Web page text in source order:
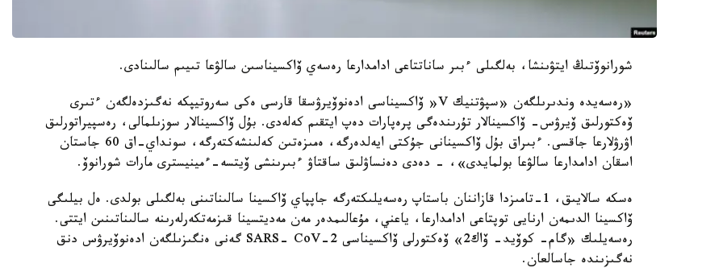
شورانوۆتىڭ ايتۋىنشا، بەلگىلى ءبىر ساناتتاعى ادامدارعا رەسەي ۆاكسيناسىن سالۋعا تىيىم سالىنادى.
«رەسەيدە وندىرىلگەن «سپۋتنيك V« ۆاكسيناسى ادەنوۆيرۋسقا قارسى ەكى سەروتيپكە نەگىزدەلگەن ءتىرى
ۆەكتورلىق ۆيرۋس- ۆاكسينالار تۇرىندەگى پرەپارات دەپ ايتقىم كەلەدى. بۇل ۆاكسينالار سوزىلمالى، رەسپيراتورلىق
اۋرۋلارعا جاقسى. ءبىراق بۇل ۆاكسينانى جۇكتى ايەلدەرگە، ەمىزەتىن كەلىنشەكتەرگە، سونداي-اق 60 جاستان
اسقان ادامدارعا سالۋعا بولمايدى»، - دەدى دەنساۋلىق ساقتاۋ ءبىرىنشى ۆيتسە-ءمينيسترى مارات شورانوۆ.
ەسكە سالايىق، 1-تامىزدا قازاننان باستاپ رەسەيلىكتەرگە جاپپاي ۆاكسينا سالىناتىنى بەلگىلى بولدى. ەل بيلىگى
ۆاكسينا الدىمەن ارنايى توپتاعى ادامدارعا، ياعني، مۇعالىمدەر مەن مەديتسينا قىزمەتكەرلەرىنە سالىناتىنىن ايتتى.
رەسەيلىك «گام- كوۆيد- ۆاك2» ۆەكتورلى ۆاكسيناسى SARS- CoV-2 گەنى ەنگىزىلگەن ادەنوۆيرۋس دنق
نەگىزىندە جاسالعان.